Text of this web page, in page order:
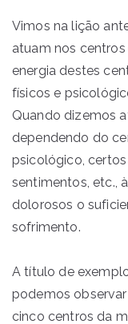
Vimos na lição
atuam nos
energia destes
físicos e
Quando dizemos
dependendo do
psicológico,
sentimentos, etc.,
dolorosos o
sofrimento.
A título de
podemos
cinco centros da